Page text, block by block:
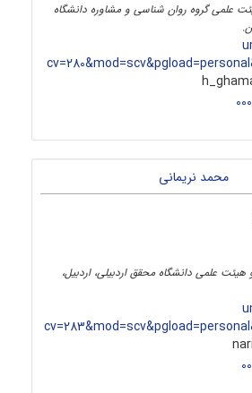
علمی گروه روان شناسی و مشاوره دانشگاه
علمی دانشگاه محقق اردبیلی، اردبیل،